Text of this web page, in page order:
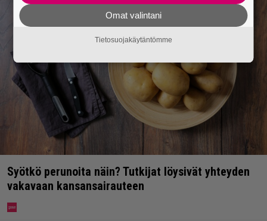
Syötkö perunoita näin? Tutkijat löysivät yhteyden
vakavaan kansansairauteen
Omat valintani
Tietosuojakäytäntömme